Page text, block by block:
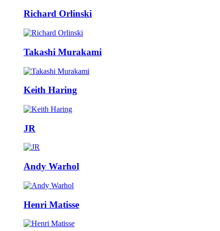
Richard Orlinski
Takashi Murakami
Keith Haring
JR
Andy Warhol
Henri Matisse